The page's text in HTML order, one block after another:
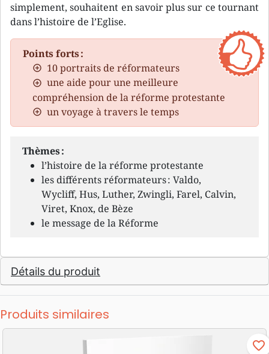
simplement, souhaitent en savoir plus sur ce tournant
dans l’histoire de l’Eglise.
Points forts :
10 portraits de réformateurs
une aide pour une meilleure
compréhension de la réforme protestante
un voyage à travers le temps
Thèmes :
l’histoire de la réforme protestante
les différents réformateurs : Valdo,
Wycliff, Hus, Luther, Zwingli, Farel, Calvin,
Viret, Knox, de Bèze
le message de la Réforme
Détails du produit
Produits similaires
favorite_border